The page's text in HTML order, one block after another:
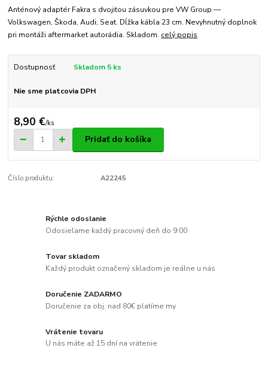
Anténový adaptér Fakra s dvojitou zásuvkou pre VW Group —
Volkswagen, Škoda, Audi, Seat. Dĺžka kábla 23 cm. Nevyhnutný doplnok
pri montáži aftermarket autorádia. Skladom. celý popis
Dostupnosť Skladom 5 ks
Nie sme platcovia DPH
8,90 €/ks
Pridať do košíka
Číslo produktu: A22245
Rýchle odoslanie
Odosielame každý pracovný deň do 9:00
Tovar skladom
Každý produkt označený skladom je reálne u nás
Doručenie ZADARMO
Doručenie za obj. nad 80€ platíme my
Vrátenie tovaru
U nás máte až 15 dní na vrátenie